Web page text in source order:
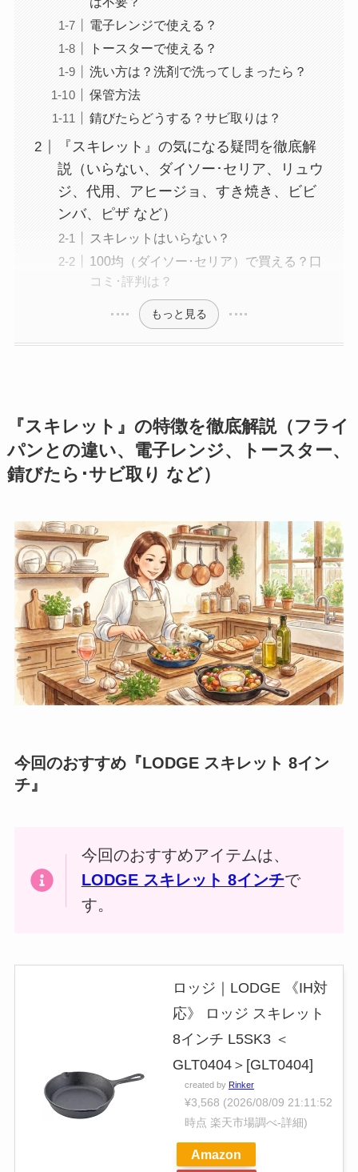
電子レンジで使える？
トースターで使える？
洗い方は？洗剤で洗ってしまったら？
保管方法
錆びたらどうする？サビ取りは？
『スキレット』の気になる疑問を徹底解
説（いらない、ダイソー･セリア、リュウ
ジ、代用、アヒージョ、すき焼き、ビビ
ンバ、ピザ など）
スキレットはいらない？
100均（ダイソー･セリア）で買える？口
コミ･評判は？
もっと見る
『スキレット 』 の特徴を徹底解説（フライ
パンとの違い、電子レンジ、トースター、
錆びたら･サビ取り など）
今回のおすすめ『LODGE スキレット 8イン
チ』
今回のおすすめアイテムは、
LODGE スキレット 8インチで
す。
ロッジ｜LODGE 《IH対
応》 ロッジ スキレット
8インチ L5SK3 ＜
GLT0404＞[GLT0404]
created by Rinker
¥3,568 (2026/08/09 21:11:52
時点 楽天市場調べ-詳細)
Amazon